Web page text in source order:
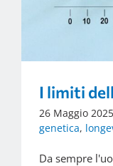
I limiti
26 Maggio 2025
genetica,
Da sempre